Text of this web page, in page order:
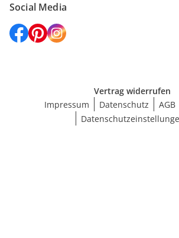
Social Media
Vertrag widerrufen
Impressum
Datenschutz AGB